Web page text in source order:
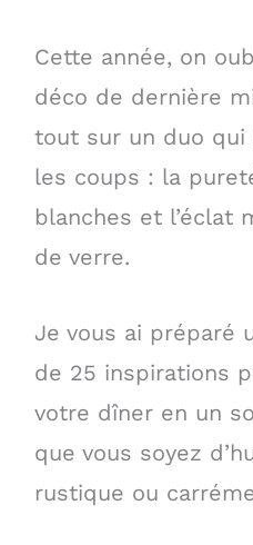
Cette année, on
déco de dernière
tout sur un duo qui
les coups : la
blanches et l’éclat
de verre.
Je vous ai préparé
de 25 inspirations
votre dîner en un
que vous soyez
rustique ou